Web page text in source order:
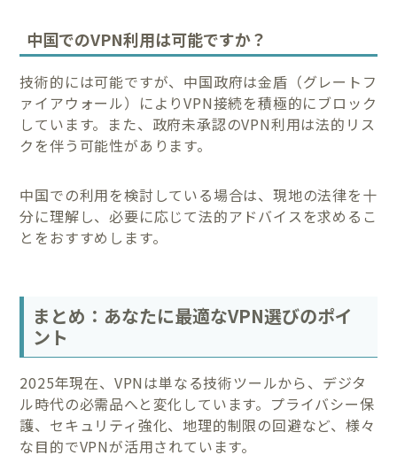
中国でのVPN利用は可能ですか？
技術的には可能ですが、中国政府は金盾（グレートフ
ァイアウォール）によりVPN接続を積極的にブロック
しています。また、政府未承認のVPN利用は法的リス
クを伴う可能性があります。
中国での利用を検討している場合は、現地の法律を十
分に理解し、必要に応じて法的アドバイスを求めるこ
とをおすすめします。
まとめ：あなたに最適なVPN選びのポイ
ント
2025年現在、VPNは単なる技術ツールから、デジタ
ル時代の必需品へと変化しています。プライバシー保
護、セキュリティ強化、地理的制限の回避など、様々
な目的でVPNが活用されています。